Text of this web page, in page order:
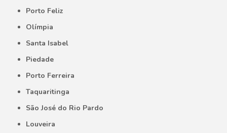
Porto Feliz
Olímpia
Santa Isabel
Piedade
Porto Ferreira
Taquaritinga
São José do Rio Pardo
Louveira